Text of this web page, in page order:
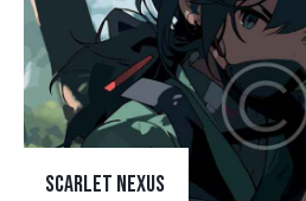
Scarlet nexus